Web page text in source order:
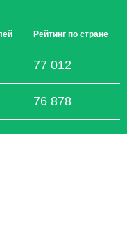
Рейтинг по стране
77 012
76 878